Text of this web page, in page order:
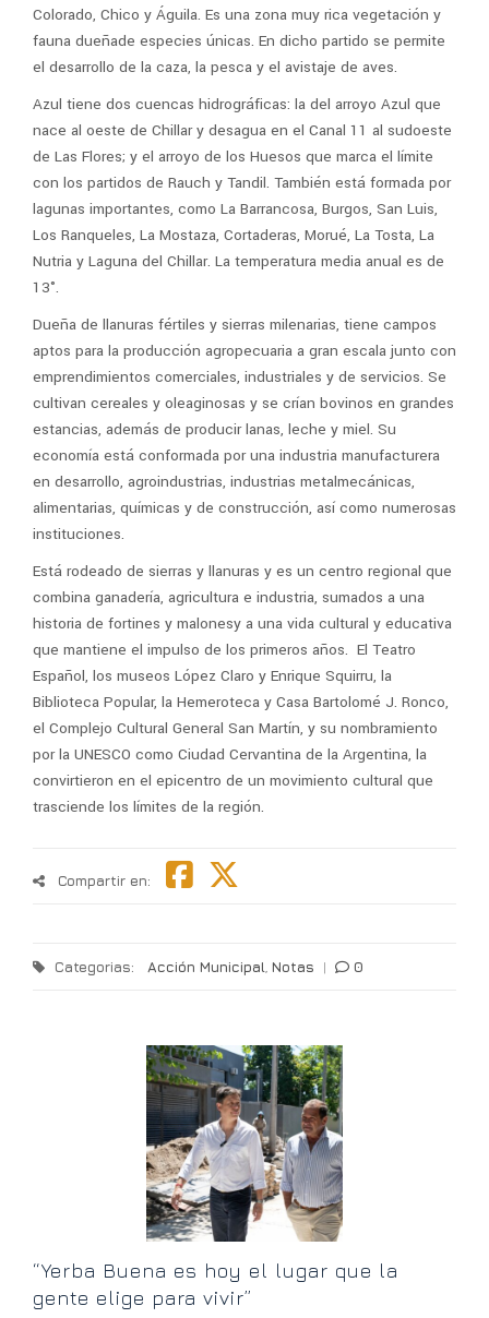
Colorado, Chico y Águila. Es una zona muy rica vegetación y
fauna dueñade especies únicas. En dicho partido se permite
el desarrollo de la caza, la pesca y el avistaje de aves.
Azul tiene dos cuencas hidrográficas: la del arroyo Azul que
nace al oeste de Chillar y desagua en el Canal 11 al sudoeste
de Las Flores; y el arroyo de los Huesos que marca el límite
con los partidos de Rauch y Tandil. También está formada por
lagunas importantes, como La Barrancosa, Burgos, San Luis,
Los Ranqueles, La Mostaza, Cortaderas, Morué, La Tosta, La
Nutria y Laguna del Chillar. La temperatura media anual es de
13°.
Dueña de llanuras fértiles y sierras milenarias, tiene campos
aptos para la producción agropecuaria a gran escala junto con
emprendimientos comerciales, industriales y de servicios. Se
cultivan cereales y oleaginosas y se crían bovinos en grandes
estancias, además de producir lanas, leche y miel. Su
economía está conformada por una industria manufacturera
en desarrollo, agroindustrias, industrias metalmecánicas,
alimentarias, químicas y de construcción, así como numerosas
instituciones.
Está rodeado de sierras y llanuras y es un centro regional que
combina ganadería, agricultura e industria, sumados a una
historia de fortines y malonesy a una vida cultural y educativa
que mantiene el impulso de los primeros años. El Teatro
Español, los museos López Claro y Enrique Squirru, la
Biblioteca Popular, la Hemeroteca y Casa Bartolomé J. Ronco,
el Complejo Cultural General San Martín, y su nombramiento
por la UNESCO como Ciudad Cervantina de la Argentina, la
convirtieron en el epicentro de un movimiento cultural que
trasciende los límites de la región.
Compartir en:
Categorias: Acción Municipal Notas | 0
“Yerba Buena es hoy el lugar que la
gente elige para vivir”